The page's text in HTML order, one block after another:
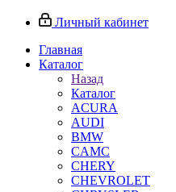
Личный кабинет
Главная
Каталог
Назад
Каталог
ACURA
AUDI
BMW
CAMC
CHERY
CHEVROLET